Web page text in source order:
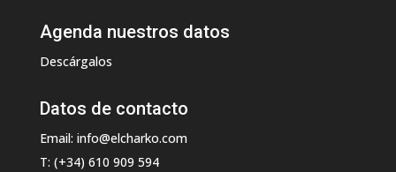
Agenda nuestros datos
Descárgalos
Datos de contacto
Email: info@elcharko.com
T: (+34) 610 909 594